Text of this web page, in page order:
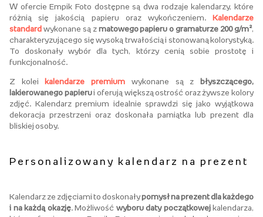
W ofercie Empik Foto dostępne są dwa rodzaje kalendarzy, które
różnią się jakością papieru oraz wykończeniem. Kalendarze
standard wykonane są z matowego papieru o gramaturze 200 g/m²,
charakteryzującego się wysoką trwałością i stonowaną kolorystyką.
To doskonały wybór dla tych, którzy cenią sobie prostotę i
funkcjonalność.
Z kolei kalendarze premium wykonane są z
błyszczącego,
lakierowanego papierui oferują większą ostrość oraz żywsze kolory
zdjęć. Kalendarz premium idealnie sprawdzi się jako wyjątkowa
dekoracja przestrzeni oraz doskonała pamiątka lub prezent dla
bliskiej osoby.
Personalizowany kalendarz na prezent
Kalendarz ze zdjęciami to doskonałypomysł na prezent dla każdego
i na każdą okazję. Możliwość wyboru daty początkowejkalendarza,